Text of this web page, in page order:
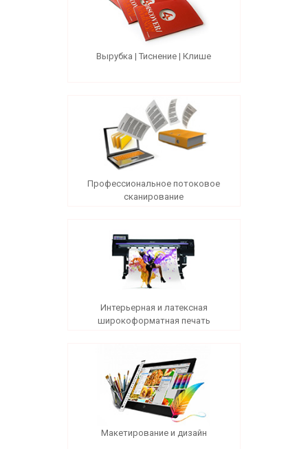
Вырубка | Тиснение | Клише
Профессиональное потоковое
сканирование
Интерьерная и латексная
широкоформатная печать
Макетирование и дизайн